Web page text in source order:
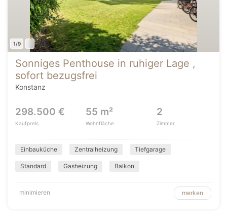
1/9
Sonniges Penthouse in ruhiger Lage ,
sofort bezugsfrei
Konstanz
298.500 €
Kaufpreis
55 m²
Wohnfläche
2
Zimmer
Einbauküche Zentralheizung Tiefgarage
Standard Gasheizung Balkon
minimieren merken